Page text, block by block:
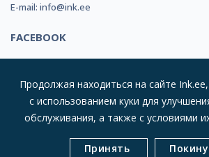
E-mail: info@ink.ee
FACEBOOK
© 2019 INK REFILL OÜ | Kõik Õigused
Valik Toonereid Sulle
Продолжая находиться на сайте
с использованием куки для
обслуживания, а также с условиями
Принять